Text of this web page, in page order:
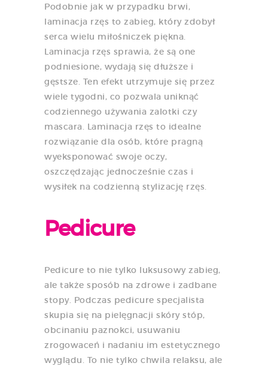
Podobnie jak w przypadku brwi,
laminacja rzęs to zabieg, który zdobył
serca wielu miłośniczek piękna.
Laminacja rzęs sprawia, że są one
podniesione, wydają się dłuższe i
gęstsze. Ten efekt utrzymuje się przez
wiele tygodni, co pozwala uniknąć
codziennego używania zalotki czy
mascara. Laminacja rzęs to idealne
rozwiązanie dla osób, które pragną
wyeksponować swoje oczy,
oszczędzając jednocześnie czas i
wysiłek na codzienną stylizację rzęs.
Pedicure
Pedicure to nie tylko luksusowy zabieg,
ale także sposób na zdrowe i zadbane
stopy. Podczas pedicure specjalista
skupia się na pielęgnacji skóry stóp,
obcinaniu paznokci, usuwaniu
zrogowaceń i nadaniu im estetycznego
wyglądu. To nie tylko chwila relaksu, ale